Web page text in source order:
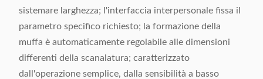
sistemare larghezza; l'interfaccia interpersonale fissa il
parametro specifico richiesto; la formazione della
muffa è automaticamente regolabile alle dimensioni
differenti della scanalatura; caratterizzato
dall'operazione semplice, dalla sensibilità a basso